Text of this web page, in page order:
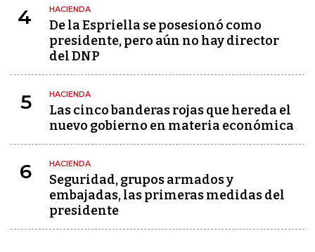
4 HACIENDA
De la Espriella se posesionó como
presidente, pero aún no hay director
del DNP
5 HACIENDA
Las cinco banderas rojas que hereda el
nuevo gobierno en materia económica
6 HACIENDA
Seguridad, grupos armados y
embajadas, las primeras medidas del
presidente